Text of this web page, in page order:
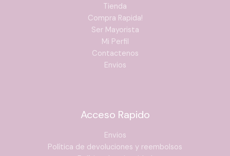
Tienda
Compra Rapida!
Ser Mayorista
Mi Perfil
Contactenos
Envios
Acceso Rapido
Envios
Política de devoluciones y reembolsos